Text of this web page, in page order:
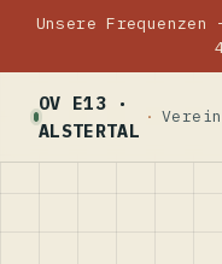
Unsere Frequenzen
OV E13 ·
ALSTERTAL
Verein